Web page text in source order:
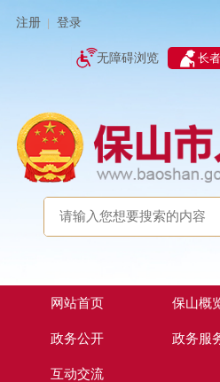
注册 登录
无障碍浏览 长
网站首页 保山概
政务公开 政务服
互动交流